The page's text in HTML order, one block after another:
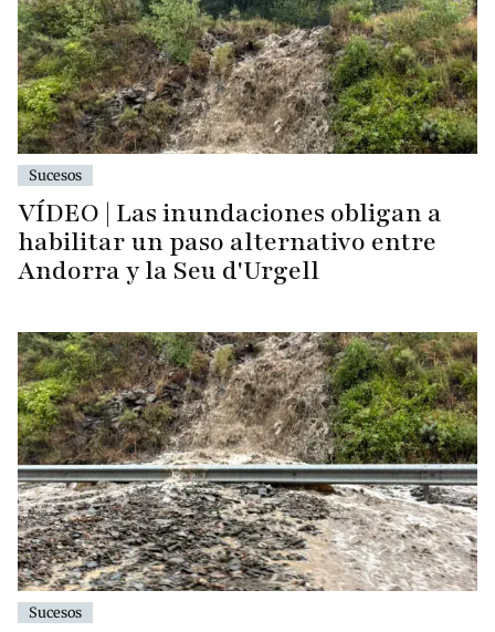
Sucesos
VÍDEO | Las inundaciones obligan a
habilitar un paso alternativo entre
Andorra y la Seu d'Urgell
Sucesos